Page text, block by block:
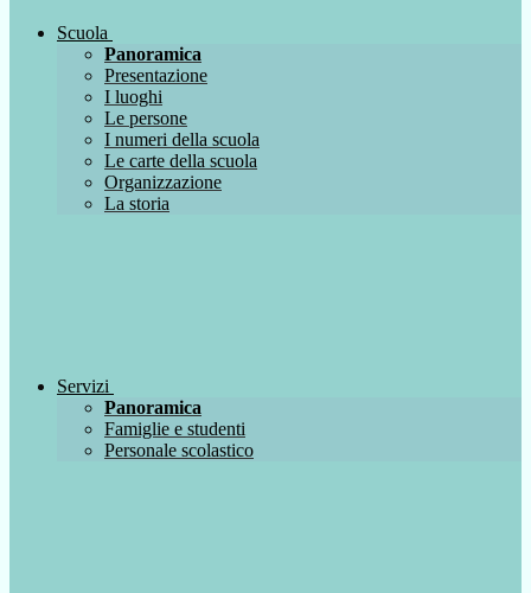
Scuola
Panoramica
Presentazione
I luoghi
Le persone
I numeri della scuola
Le carte della scuola
Organizzazione
La storia
Servizi
Panoramica
Famiglie e studenti
Personale scolastico